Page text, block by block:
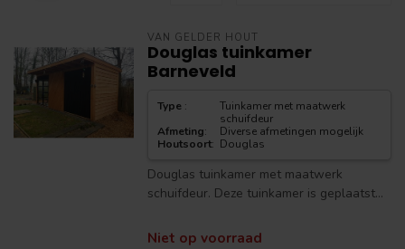
VAN GELDER HOUT
Douglas tuinkamer
Barneveld
Type :
Tuinkamer met maatwerk
schuifdeur
Afmeting:
Diverse afmetingen mogelijk
Houtsoort: Douglas
Douglas tuinkamer met maatwerk
schuifdeur. Deze tuinkamer is geplaatst...
Niet op voorraad